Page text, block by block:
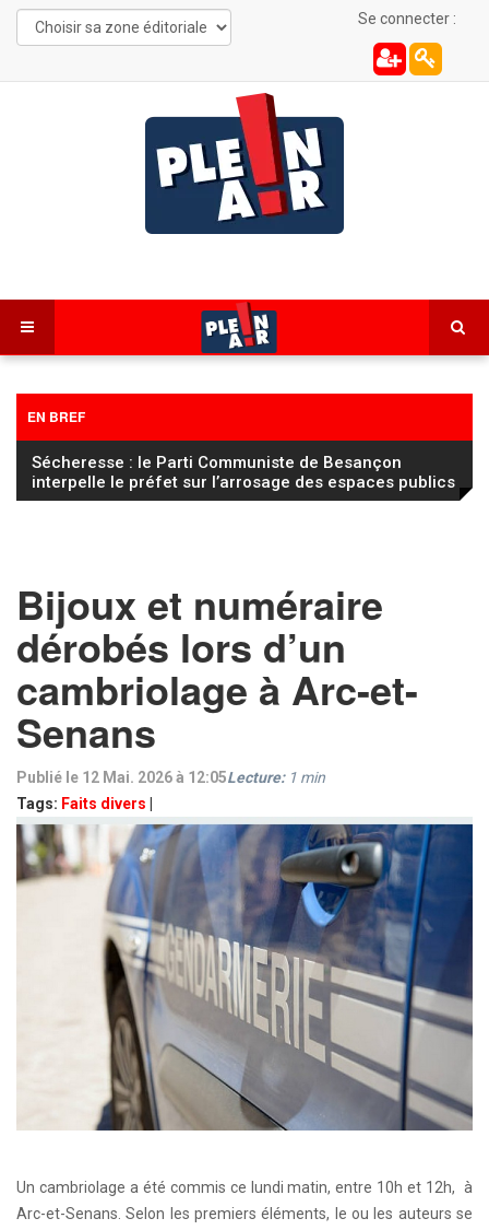
Se connecter :
EN BREF
FC Sochaux Montbéliard – Saint-Étienne : la sanction
réduite au secteur 106
Bijoux et numéraire
dérobés lors d’un
cambriolage à Arc-et-
Senans
Publié le 12 Mai. 2026 à 12:05
Tags: Faits divers
Lecture: 1 min
Un cambriolage a été commis ce lundi matin, entre 10h et 12h, à
Arc-et-Senans. Selon les premiers éléments, le ou les auteurs se